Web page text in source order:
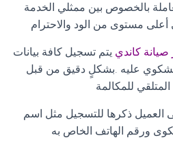
بالخصوص بين ممثلي الخدمة
مستوى من الود والاحترام
كاندي يتم تسجيل كافة بيانات
عليه .بشكلٍ دقيق من قبل
للمكالمة
العميل ذكرها للتسجيل مثل اسم
ورقم الهاتف الخاص به